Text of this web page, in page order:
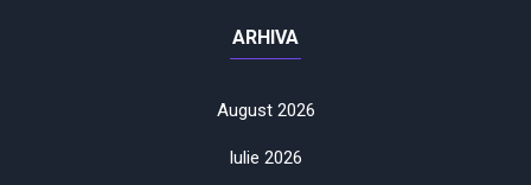
ARHIVA
August 2026
Iulie 2026